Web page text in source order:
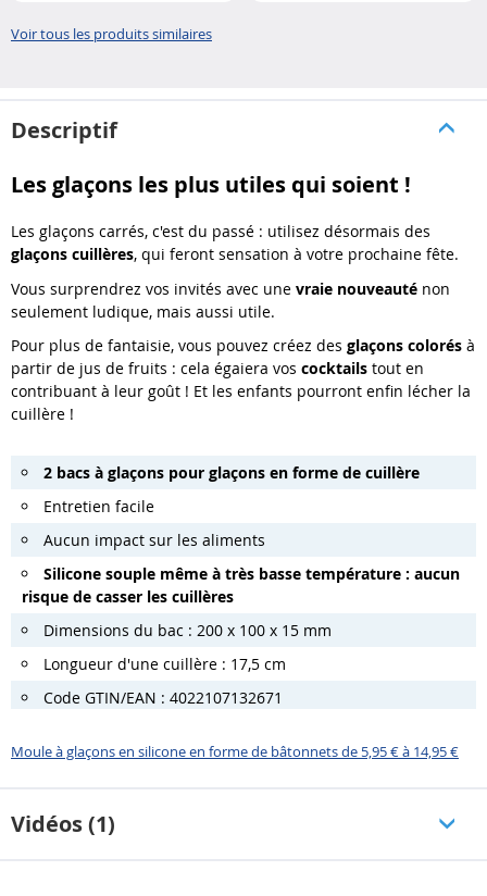
Voir tous les produits similaires
Descriptif
Les glaçons les plus utiles qui soient !
Les glaçons carrés, c'est du passé : utilisez désormais des
glaçons cuillères, qui feront sensation à votre prochaine fête.
Vous surprendrez vos invités avec une vraie nouveauté non
seulement ludique, mais aussi utile.
Pour plus de fantaisie, vous pouvez créez des glaçons colorés à
partir de jus de fruits : cela égaiera vos cocktails tout en
contribuant à leur goût ! Et les enfants pourront enfin lécher la
cuillère !
2 bacs à glaçons pour glaçons en forme de cuillère
Entretien facile
Aucun impact sur les aliments
Silicone souple même à très basse température : aucun
risque de casser les cuillères
Dimensions du bac : 200 x 100 x 15 mm
Longueur d'une cuillère : 17,5 cm
Code GTIN/EAN : 4022107132671
Moule à glaçons en silicone en forme de bâtonnets de 5,95 € à 14,95 €
Vidéos (1)